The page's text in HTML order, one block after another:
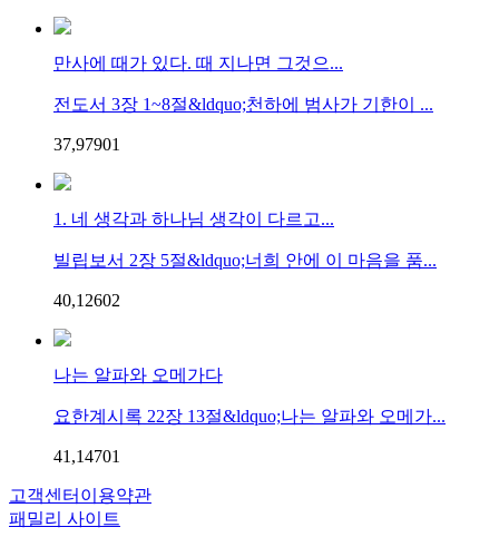
만사에 때가 있다. 때 지나면 그것으...
전도서 3장 1~8절&ldquo;천하에 범사가 기한이 ...
37,97901
1. 네 생각과 하나님 생각이 다르고...
빌립보서 2장 5절&ldquo;너희 안에 이 마음을 품...
40,12602
나는 알파와 오메가다
요한계시록 22장 13절&ldquo;나는 알파와 오메가...
41,14701
고객센터 이용약관
패밀리 사이트